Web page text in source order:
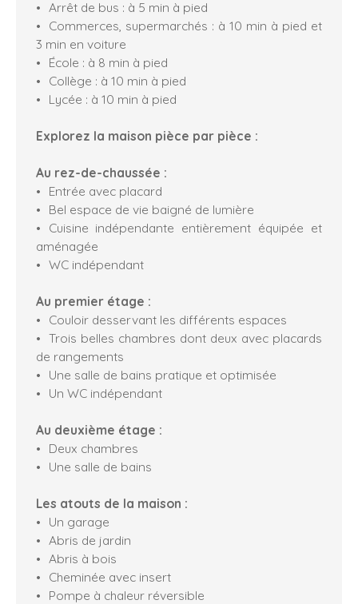
Arrêt de bus : à 5 min à pied
Commerces, supermarchés : à 10 min à pied et
3 min en voiture
École : à 8 min à pied
Collège : à 10 min à pied
Lycée : à 10 min à pied
Explorez la maison pièce par pièce :
Au rez-de-chaussée :
Entrée avec placard
Bel espace de vie baigné de lumière
Cuisine indépendante entièrement équipée et
aménagée
WC indépendant
Au premier étage :
Couloir desservant les différents espaces
Trois belles chambres dont deux avec placards
de rangements
Une salle de bains pratique et optimisée
Un WC indépendant
Au deuxième étage :
Deux chambres
Une salle de bains
Les atouts de la maison :
Un garage
Abris de jardin
Abris à bois
Cheminée avec insert
Pompe à chaleur réversible